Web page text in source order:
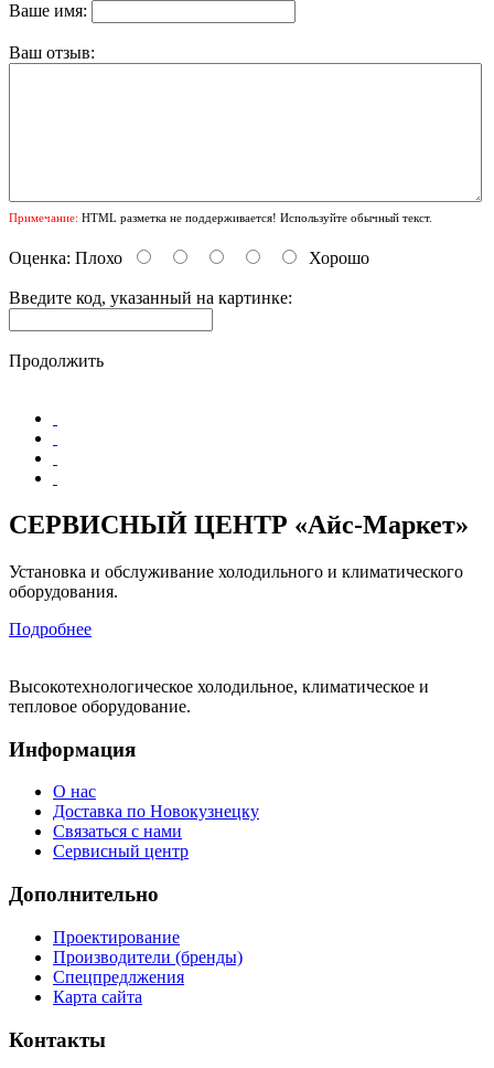
Ваше имя:
Ваш отзыв:
Примечание: HTML разметка не поддерживается! Используйте обычный текст.
Оценка: Плохо Хорошо
Введите код, указанный на картинке:
Продолжить
СЕРВИСНЫЙ ЦЕНТР «Айс-Маркет»
Установка и обслуживание холодильного и климатического
оборудования.
Подробнее
Высокотехнологическое холодильное, климатическое и
тепловое оборудование.
Информация
О нас
Доставка по Новокузнецку
Связаться с нами
Сервисный центр
Дополнительно
Проектирование
Производители (бренды)
Спецпредлжения
Карта сайта
Контакты